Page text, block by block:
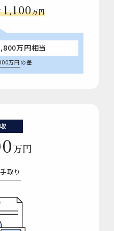
万円
万円相当
万円の差
万円
取り